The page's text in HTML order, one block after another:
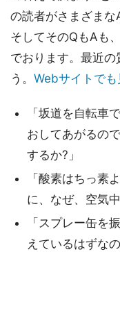
の読者がさまざまな
そしてそのQもAも
でおります。最近の
う。 Webサイトでも
「坂道を自転車
おしてあがるの
するか?」
「酸素はちっ素
に、なぜ、空気
「スプレー缶を
えているはずな